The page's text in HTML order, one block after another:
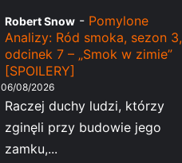
Robert Snow - Pomylone
Analizy: Ród smoka, sezon 3,
odcinek 7 – „Smok w zimie”
[SPOILERY]
06/08/2026
Raczej duchy ludzi, którzy
zginęli przy budowie jego
zamku,...